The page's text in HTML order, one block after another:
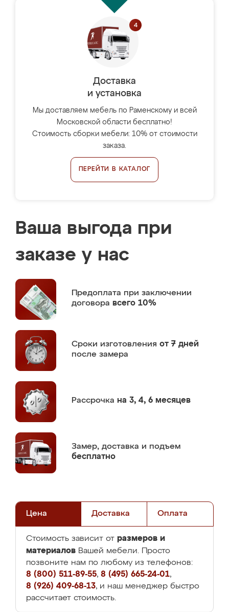
Доставка
и установка
Мы доставляем мебель по Раменскому и всей
Московской области бесплатно!
Стоимость сборки мебели: 10% от стоимости
заказа.
ПЕРЕЙТИ В КАТАЛОГ
Ваша выгода при
заказе у нас
Предоплата при заключении
договора всего 10%
Сроки изготовления от 7 дней
после замера
Рассрочка на 3, 4, 6 месяцев
Замер, доставка и подъем
бесплатно
Цена Доставка Оплата
Стоимость зависит от размеров и
материалов Вашей мебели. Просто
позвоните нам по любому из телефонов:
8 (800) 511-89-55, 8 (495) 665-24-01,
8 (926) 409-68-13, и наш менеджер быстро
рассчитает стоимость.